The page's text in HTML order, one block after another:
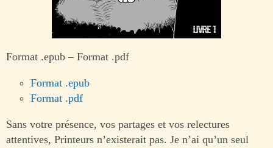
Format .epub – Format .pdf
Format .epub
Format .pdf
Sans votre présence, vos partages et vos relectures
attentives, Printeurs n’existerait pas. Je n’ai qu’un seul